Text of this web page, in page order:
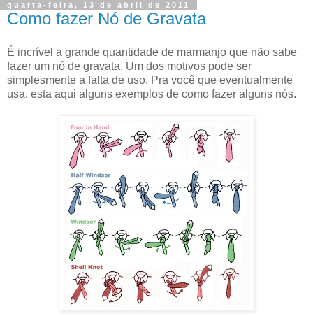
quarta-feira, 13 de abril de 2011
Como fazer Nó de Gravata
É incrível a grande quantidade de marmanjo que não sabe
fazer um nó de gravata. Um dos motivos pode ser
simplesmente a falta de uso. Pra você que eventualmente
usa, esta aqui alguns exemplos de como fazer alguns nós.